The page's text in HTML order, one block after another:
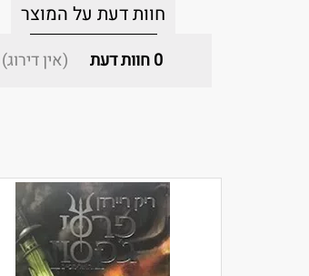
חוות דעת על המוצר
0חוות דעת (אין דירוג)